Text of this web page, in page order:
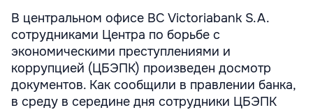
В центральном офисе BC Victoriabank S.A.
сотрудниками Центра по борьбе с
экономическими преступлениями и
коррупцией (ЦБЭПК) произведен досмотр
документов. Как сообщили в правлении банка,
в среду в середине дня сотрудники ЦБЭПК